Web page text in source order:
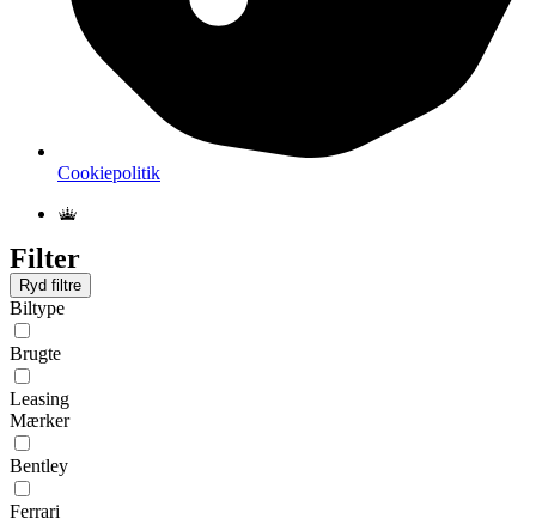
Cookiepolitik
Filter
Ryd filtre
Biltype
Brugte
Leasing
Mærker
Bentley
Ferrari